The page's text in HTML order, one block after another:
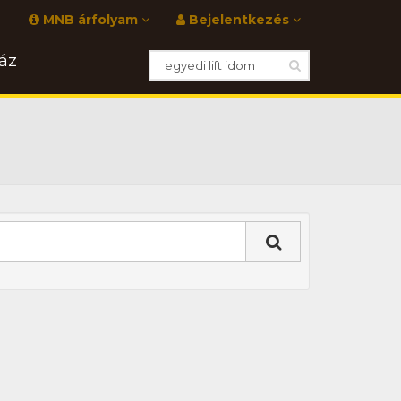
Bejelentkezés
MNB árfolyam